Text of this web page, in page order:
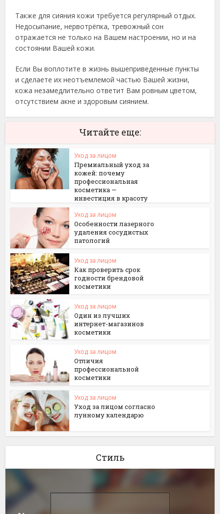
Также для сияния кожи требуется регулярный отдых.
Недосыпание, нервотрёпка, тревожный сон
отражается не только на Вашем настроении, но и на
состоянии Вашей кожи.
Если Вы воплотите в жизнь вышеприведенные пункты
и сделаете их неотъемлемой частью Вашей жизни,
кожа незамедлительно ответит Вам ровным цветом,
отсутствием акне и здоровым сиянием.
Читайте еще:
Уход за лицом
Премиальный уход за
кожей: почему
профессиональная
косметика —
инвестиция в красоту
Уход за лицом
Особенности лазерного
удаления сосудистых
патологий
Уход за лицом
Как проверить срок
годности брендовой
косметики
Уход за лицом
Один из лучших
интернет-магазинов
косметики
Уход за лицом
Отличия
профессиональной
косметики
Уход за лицом
Уход за лицом согласно
лунному календарю
Стиль